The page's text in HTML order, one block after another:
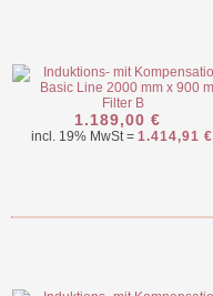
1.189,00 €
incl. 19% MwSt = 1.414,91 €